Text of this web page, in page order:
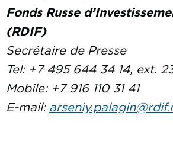
Fonds Russe
(RDIF)
Secrétaire de Presse
Tel: +7 495 644 34 14, ext.
Mobile: +7 916 110 31 41
E-mail: